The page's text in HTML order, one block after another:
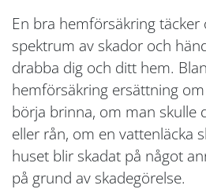
En bra hemförsäkring
spektrum av skador och
drabba dig och ditt hem.
hemförsäkring ersättning
börja brinna, om man skulle
eller rån, om en vattenläcka
huset blir skadat på något
på grund av skadegörelse.